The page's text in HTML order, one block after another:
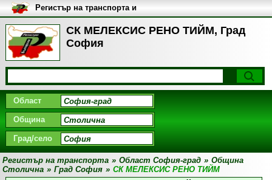
СК МЕЛЕКСИС РЕНО ТИЙМ, Град
София
Регистър на транспорта и
транспортните фирми в
България
Област
Община
Град/село
Регистър на транспорта » Област София-град » Община
Столична » Град София » СК МЕЛЕКСИС РЕНО ТИЙМ